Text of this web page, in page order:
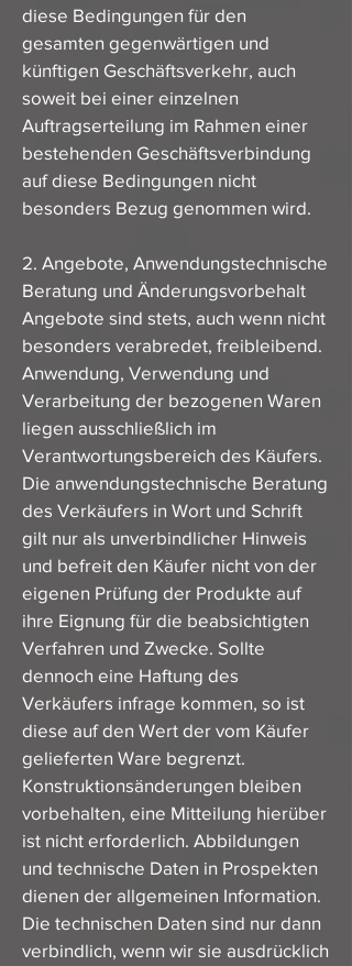
diese Bedingungen für den
gesamten gegenwärtigen und
künftigen Geschäftsverkehr, auch
soweit bei einer einzelnen
Auftragserteilung im Rahmen einer
bestehenden Geschäftsverbindung
auf diese Bedingungen nicht
besonders Bezug genommen wird.
2. Angebote, Anwendungstechnische
Beratung und Änderungsvorbehalt
Angebote sind stets, auch wenn nicht
besonders verabredet, freibleibend.
Anwendung, Verwendung und
Verarbeitung der bezogenen Waren
liegen ausschließlich im
Verantwortungsbereich des Käufers.
Die anwendungstechnische Beratung
des Verkäufers in Wort und Schrift
gilt nur als unverbindlicher Hinweis
und befreit den Käufer nicht von der
eigenen Prüfung der Produkte auf
ihre Eignung für die beabsichtigten
Verfahren und Zwecke. Sollte
dennoch eine Haftung des
Verkäufers infrage kommen, so ist
diese auf den Wert der vom Käufer
gelieferten Ware begrenzt.
Konstruktionsänderungen bleiben
vorbehalten, eine Mitteilung hierüber
ist nicht erforderlich. Abbildungen
und technische Daten in Prospekten
dienen der allgemeinen Information.
Die technischen Daten sind nur dann
verbindlich, wenn wir sie ausdrücklich